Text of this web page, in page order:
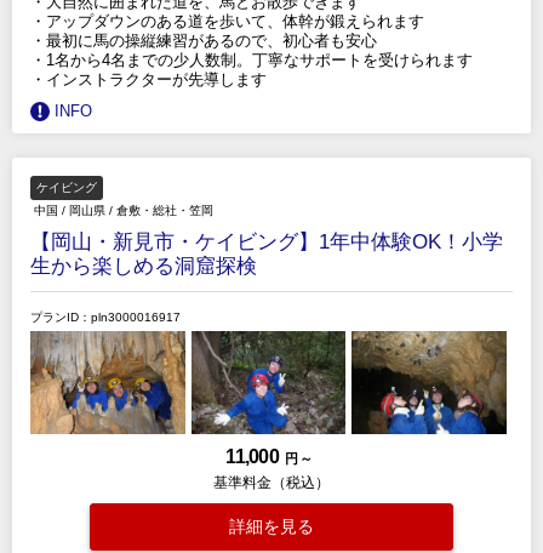
・アップダウンのある道を歩いて、体幹が鍛えられます
・最初に馬の操縦練習があるので、初心者も安心
・1名から4名までの少人数制。丁寧なサポートを受けられます
・インストラクターが先導します
INFO
ケイビング
中国 / 岡山県 / 倉敷・総社・笠岡
【岡山・新見市・ケイビング】1年中体験OK！小学
生から楽しめる洞窟探検
プランID：pln3000016917
11,000 円 ～
基準料金（税込）
詳細を見る